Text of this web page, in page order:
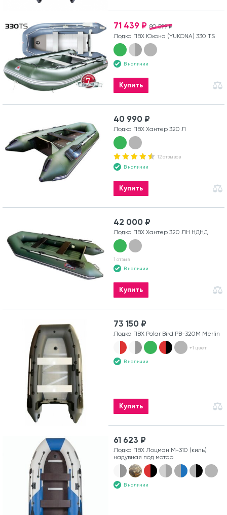
80 599 ₽
71 439 ₽
Лодка ПВХ Юкона (YUKONA) 330 TS
В наличии
Купить
40 990 ₽
Лодка ПВХ Хантер 320 Л
12 отзывов
В наличии
Купить
42 000 ₽
Лодка ПВХ Хантер 320 ЛН НДНД
1 отзыв
В наличии
Купить
73 150 ₽
Лодка ПВХ Polar Bird PB-320M Merlin
+1 цвет
В наличии
Купить
61 623 ₽
Лодка ПВХ Лоцман М-310 (киль)
надувная под мотор
В наличии